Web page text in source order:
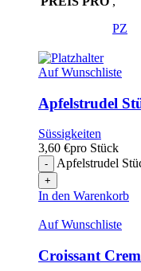
PZ
Auf Wunschliste
Apfelstrudel
Süssigkeiten
3,60 €pro Stück
Apfelstrudel
In den Warenkorb
Auf Wunschliste
Croissant